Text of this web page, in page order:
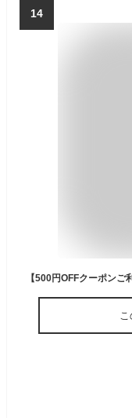
14